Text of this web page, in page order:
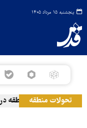
پنجشنبه ۱۵ مرداد ۱۴۰۵
تحولات منطقه
به دو منطقه در